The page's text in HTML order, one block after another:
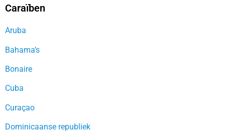
Caraïben
Aruba
Bahama’s
Bonaire
Cuba
Curaçao
Dominicaanse republiek